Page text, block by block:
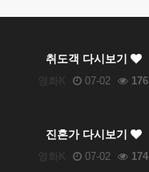
취도객 다시보기
07-02 176
진혼가 다시보기
07-02 174